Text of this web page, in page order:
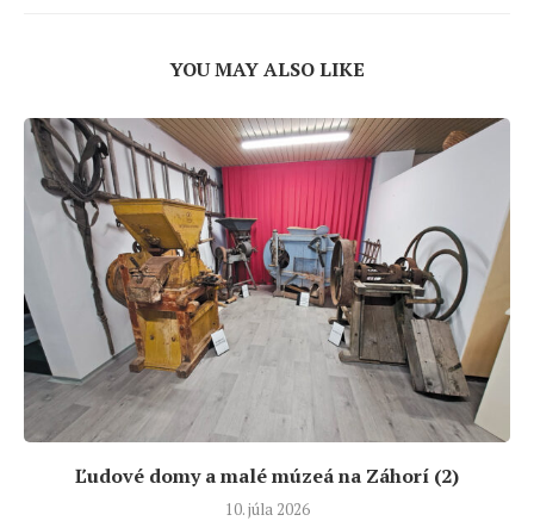
YOU MAY ALSO LIKE
Ľudové domy a malé múzeá na Záhorí (2)
10. júla 2026